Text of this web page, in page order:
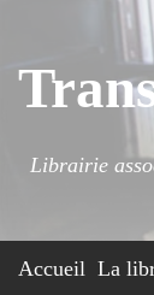
Librairie
Accueil La